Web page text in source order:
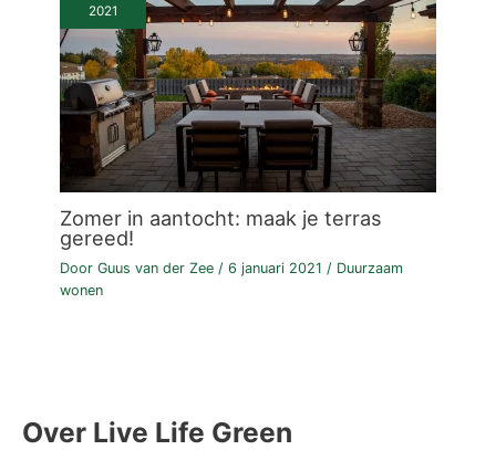
2021
Zomer in aantocht: maak je terras
gereed!
DoorGuus van der Zee /6 januari 2021 / Duurzaam
wonen
Over Live Life Green